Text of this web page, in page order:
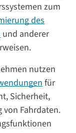
zum
des
und anderer
nutzen
für
Sicherheit,
von Fahrdaten.